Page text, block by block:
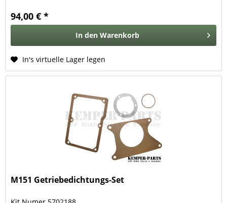
94,00 € *
In den Warenkorb
In's virtuelle Lager legen
M151 Getriebedichtungs-Set